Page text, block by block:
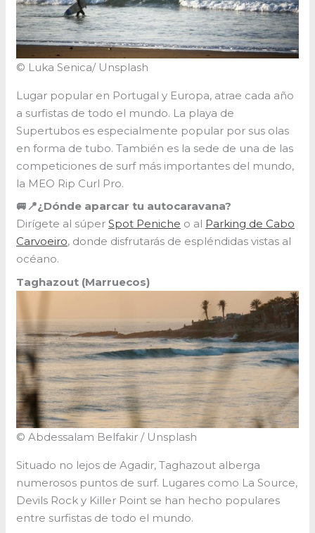
© Luka Senica/ Unsplash
Lugar popular en Portugal y Europa, atrae cada año
a surfistas de todo el mundo. La playa de
Supertubos es especialmente popular por sus olas
en forma de tubo. También es la sede de una de las
competiciones de surf más importantes del mundo,
la MEO Rip Curl Pro.
🚐📍¿Dónde aparcar tu autocaravana?
Dirígete al súperSpot Peniche o al Parking de Cabo
Carvoeiro, donde disfrutarás de espléndidas vistas al
océano.
Taghazout (Marruecos)
© Abdessalam Belfakir / Unsplash
Situado no lejos de Agadir, Taghazout alberga
numerosos puntos de surf. Lugares como La Source,
Devils Rock y Killer Point se han hecho populares
entre surfistas de todo el mundo.